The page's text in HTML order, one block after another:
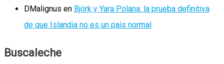
DMalignus en Björk y Yara Polana: la prueba definitiva
de que Islandia no es un país normal
Buscaleche